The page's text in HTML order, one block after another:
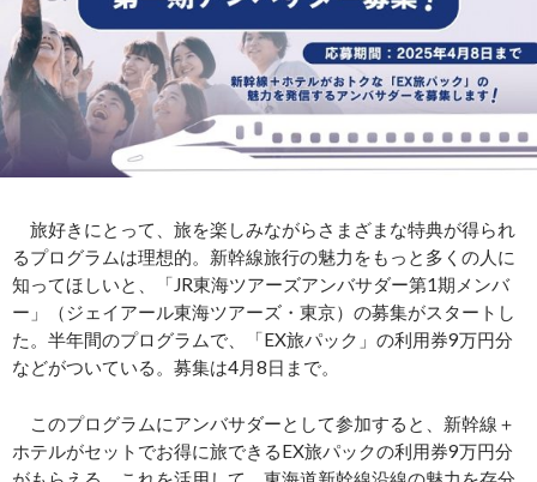
旅好きにとって、旅を楽しみながらさまざまな特典が得られ
るプログラムは理想的。新幹線旅行の魅力をもっと多くの人に
知ってほしいと、「JR東海ツアーズアンバサダー第1期メンバ
ー」（ジェイアール東海ツアーズ・東京）の募集がスタートし
た。半年間のプログラムで、「EX旅パック」の利用券9万円分
などがついている。募集は4月8日まで。
このプログラムにアンバサダーとして参加すると、新幹線＋
ホテルがセットでお得に旅できるEX旅パックの利用券9万円分